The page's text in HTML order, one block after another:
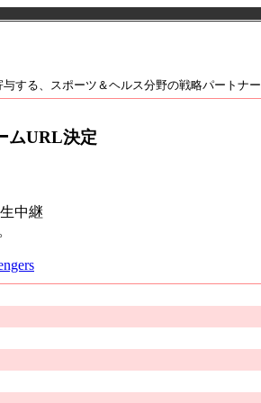
する、スポーツ＆ヘルス分野の戦略パートナー
ムURL決定
中継